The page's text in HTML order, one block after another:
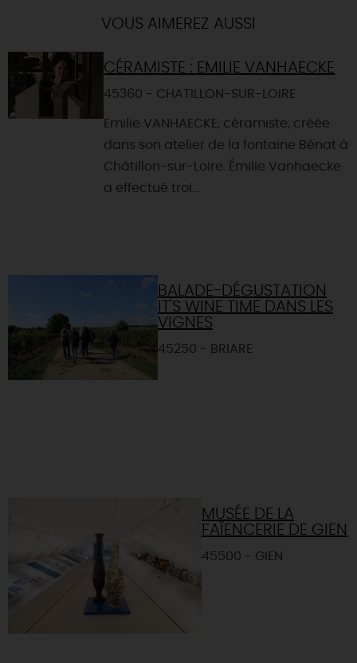
VOUS AIMEREZ AUSSI
CÉRAMISTE : EMILIE VANHAECKE
45360 - CHATILLON-SUR-LOIRE
Emilie VANHAECKE, céramiste, créée
dans son atelier de la fontaine Bénat à
Châtillon-sur-Loire. Émilie Vanhaecke
a effectué troi...
BALADE-DÉGUSTATION
IT'S WINE TIME DANS LES
VIGNES
45250 - BRIARE
MUSÉE DE LA
FAÏENCERIE DE GIEN
45500 - GIEN